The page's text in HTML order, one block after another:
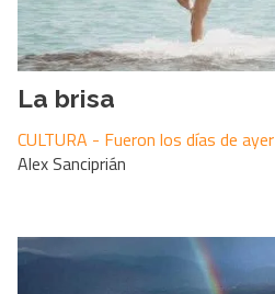
La brisa
Alex Sanciprián
CULTURA - Fueron los días de ayer